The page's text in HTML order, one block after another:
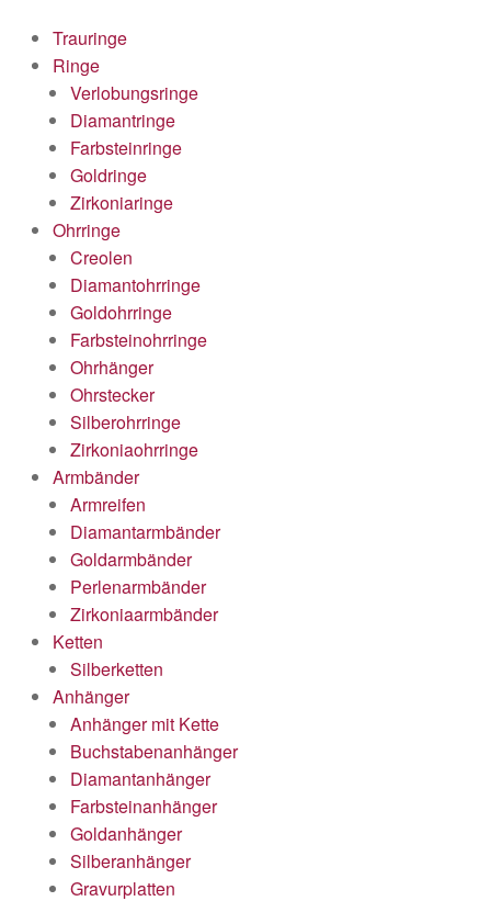
Trauringe
Ringe
Verlobungsringe
Diamantringe
Farbsteinringe
Goldringe
Zirkoniaringe
Ohrringe
Creolen
Diamantohrringe
Goldohrringe
Farbsteinohrringe
Ohrhänger
Ohrstecker
Silberohrringe
Zirkoniaohrringe
Armbänder
Armreifen
Diamantarmbänder
Goldarmbänder
Perlenarmbänder
Zirkoniaarmbänder
Ketten
Silberketten
Anhänger
Anhänger mit Kette
Buchstabenanhänger
Diamantanhänger
Farbsteinanhänger
Goldanhänger
Silberanhänger
Gravurplatten